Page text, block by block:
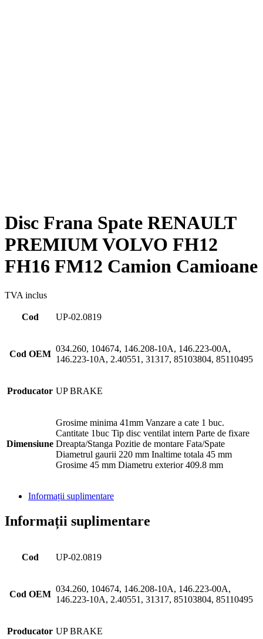
Disc Frana Spate RENAULT
PREMIUM VOLVO FH12
FH16 FM12 Camion Camioane
TVA inclus
Cod UP-02.0819
Cod OEM
034.260, 104674, 146.208-10A, 146.223-00A,
146.223-10A, 2.40551, 31317, 85103804, 85110495
Producator UP BRAKE
Dimensiune
Grosime minima 41mm Vanzare a cate 1 buc.
Cantitate 1buc Tip disc ventilat intern Parte de fixare
Dreapta/Stanga Pozitie de montare Fata/Spate
Diametrul gaurii 220 mm Inaltime totala 45 mm
Grosime 45 mm Diametru exterior 409.8 mm
Informații suplimentare
Informații suplimentare
Cod UP-02.0819
Cod OEM
034.260, 104674, 146.208-10A, 146.223-00A,
146.223-10A, 2.40551, 31317, 85103804, 85110495
Producator UP BRAKE